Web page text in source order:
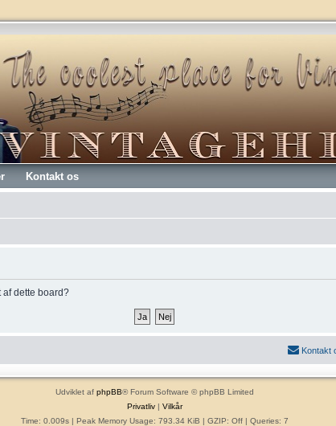
Kontakt os
af dette board?
Kontakt
Udviklet af phpBB® Forum Software © phpBB Limited
Privatliv| Vilkår
Time: 0.009s| Peak Memory Usage: 793.34 KiB | GZIP: Off | Queries: 7